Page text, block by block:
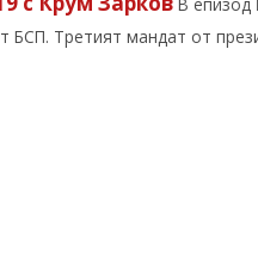
БСП. Третият мандат от